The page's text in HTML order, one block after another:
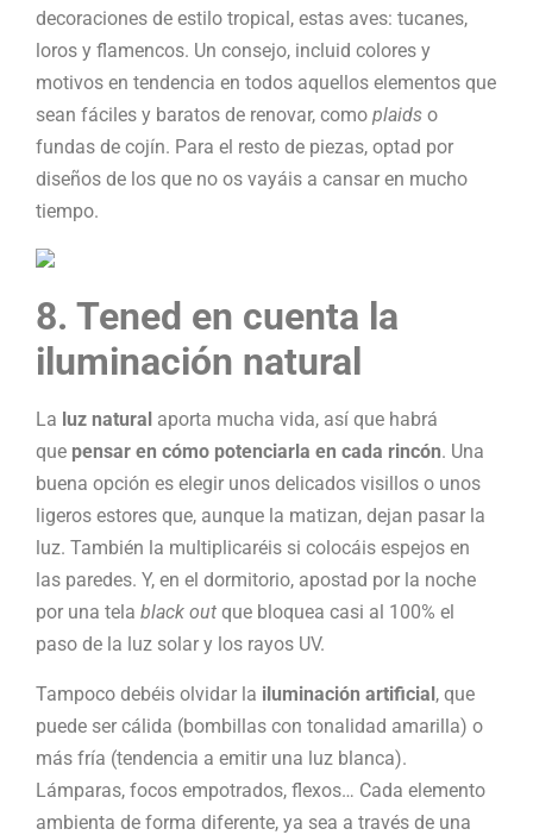
decoraciones de estilo tropical, estas aves: tucanes,
loros y flamencos. Un consejo, incluid colores y
motivos en tendencia en todos aquellos elementos que
sean fáciles y baratos de renovar, como plaids o
fundas de cojín. Para el resto de piezas, optad por
diseños de los que no os vayáis a cansar en mucho
tiempo.
8. Tened en cuenta la
iluminación natural
La luz natural aporta mucha vida, así que habrá
que pensar en cómo potenciarla en cada rincón. Una
buena opción es elegir unos delicados visillos o unos
ligeros estores que, aunque la matizan, dejan pasar la
luz. También la multiplicaréis si colocáis espejos en
las paredes. Y, en el dormitorio, apostad por la noche
por una tela black out que bloquea casi al 100% el
paso de la luz solar y los rayos UV.
Tampoco debéis olvidar la iluminación artificial, que
puede ser cálida (bombillas con tonalidad amarilla) o
más fría (tendencia a emitir una luz blanca).
Lámparas, focos empotrados, flexos… Cada elemento
ambienta de forma diferente, ya sea a través de una